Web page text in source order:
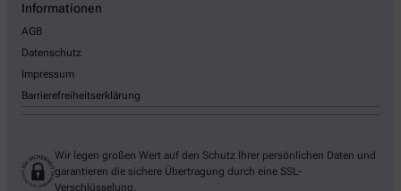
Informationen
AGB
Datenschutz
Impressum
Barrierefreiheitserklärung
Wir legen großen Wert auf den Schutz Ihrer persönlichen Daten und
garantieren die sichere Übertragung durch eine SSL-
Verschlüsselung.